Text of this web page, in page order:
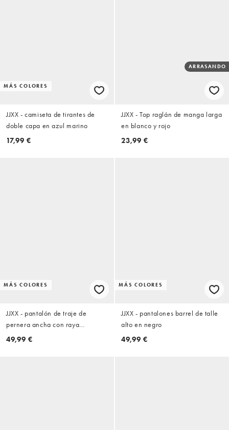
MÁS COLORES
JJXX - camiseta de tirantes de
doble capa en azul marino
17,99 €
ARRASANDO
JJXX - Top raglán de manga larga
en blanco y rojo
23,99 €
MÁS COLORES
JJXX - pantalón de traje de
pernera ancha con raya
diplomática en marrón oscuro
49,99 €
MÁS COLORES
JJXX - pantalones barrel de talle
alto en negro
49,99 €